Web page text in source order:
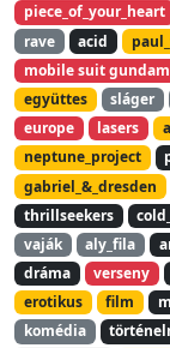
piece_of_your_heart
rave
acid
mobile suit gundam
együttes
sláger
europe
lasers
neptune_project
gabriel_&_dresden
thrillseekers
vaják
aly_fila
dráma
verseny
erotikus
film
komédia